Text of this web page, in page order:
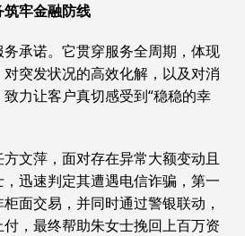
牢金融防线
承诺。它贯穿服务全周期，体现
突发状况的高效化解，以及对消
力让客户真切感受到“稳稳的幸
文萍，面对存在异常大额变动且
迅速判定其遭遇电信诈骗，第一
面交易，并同时通过警银联动，
，最终帮助朱女士挽回上百万资